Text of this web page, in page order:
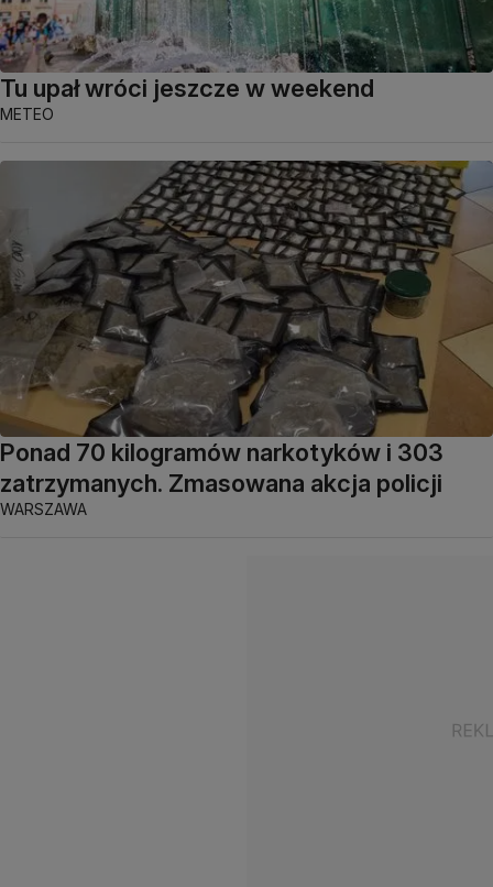
Tu upał wróci jeszcze w weekend
METEO
Ponad 70 kilogramów narkotyków i 303
zatrzymanych. Zmasowana akcja policji
WARSZAWA